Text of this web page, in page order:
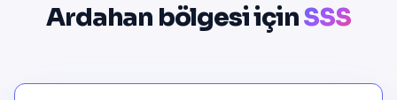
Ardahan bölgesi içinSSS